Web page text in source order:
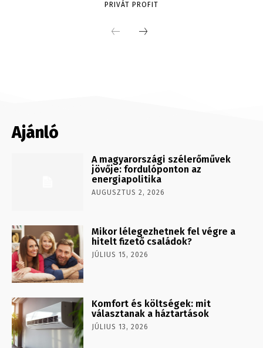
PRIVÁT PROFIT
Ajánló
A magyarországi szélerőművek
jövője: fordulóponton az
energiapolitika
AUGUSZTUS 2, 2026
Mikor lélegezhetnek fel végre a
hitelt fizető családok?
JÚLIUS 15, 2026
Komfort és költségek: mit
választanak a háztartások
JÚLIUS 13, 2026